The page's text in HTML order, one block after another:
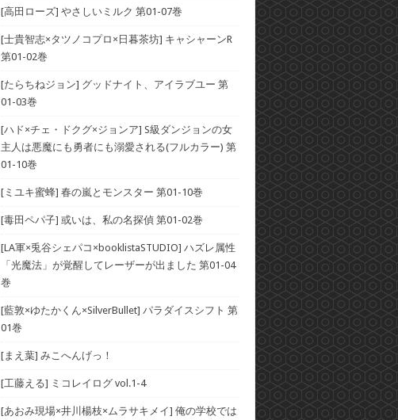
[高田ローズ] やさしいミルク 第01-07巻
[士貴智志×タツノコプロ×日暮茶坊] キャシャーンR
第01-02巻
[たらちねジョン] グッドナイト、アイラブユー 第
01-03巻
[ハド×チェ・ドクグ×ジョンア] S級ダンジョンの女
主人は悪魔にも勇者にも溺愛される(フルカラー) 第
01-10巻
[ミユキ蜜蜂] 春の嵐とモンスター 第01-10巻
[毒田ペパ子] 或いは、私の名探偵 第01-02巻
[LA軍×兎谷シェパコ×booklistaSTUDIO] ハズレ属性
「光魔法」が覚醒してレーザーが出ました 第01-04
巻
[藍敦×ゆたかくん×SilverBullet] パラダイスシフト 第
01巻
[まえ葉] みこへんげっ！
[工藤える] ミコレイログ vol.1-4
[あおみ現場×井川楊枝×ムラサキメイ] 俺の学校では